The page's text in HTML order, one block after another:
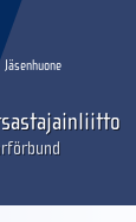
Jäsenhuone